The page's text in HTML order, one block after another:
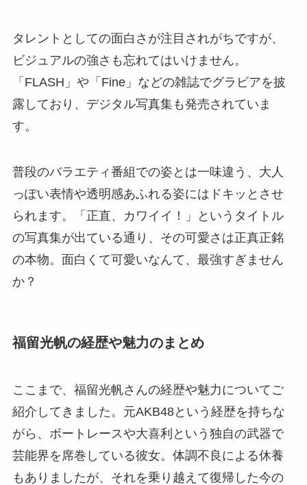
タレントとしての面白さが注目されがちですが、
ビジュアルの強さも忘れてはいけません。
「FLASH」や「Fine」などの雑誌でグラビアを披
露しており、デジタル写真集も発売されていま
す。
普段のバラエティ番組での姿とは一味違う、大人
っぽい表情や透明感あふれる姿にはドキッとさせ
られます。「正直、カワイイ！」というタイトル
の写真集が出ている通り、その可愛さは正真正銘
の本物。面白くて可愛いなんて、最強すぎません
か？
福留光帆の経歴や魅力のまとめ
ここまで、福留光帆さんの経歴や魅力についてご
紹介してきました。元AKB48という経歴を持ちな
がら、ボートレースや大喜利という独自の武器で
芸能界を席巻している彼女。体調不良による休養
もありましたが、それを乗り越えて復帰した今の